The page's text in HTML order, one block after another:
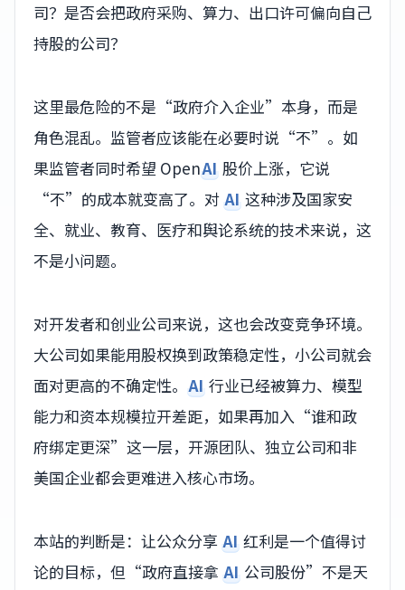
司？是否会把政府采购、算力、出口许可偏向自己
持股的公司？
这里最危险的不是“政府介入企业”本身，而是
角色混乱。监管者应该能在必要时说“不”。如
果监管者同时希望 OpenAI 股价上涨，它说
“不”的成本就变高了。对 AI 这种涉及国家安
全、就业、教育、医疗和舆论系统的技术来说，这
不是小问题。
对开发者和创业公司来说，这也会改变竞争环境。
大公司如果能用股权换到政策稳定性，小公司就会
面对更高的不确定性。 AI 行业已经被算力、模型
能力和资本规模拉开差距，如果再加入“谁和政
府绑定更深”这一层，开源团队、独立公司和非
美国企业都会更难进入核心市场。
本站的判断是：让公众分享 AI 红利是一个值得讨
论的目标，但“政府直接拿 AI 公司股份”不是天